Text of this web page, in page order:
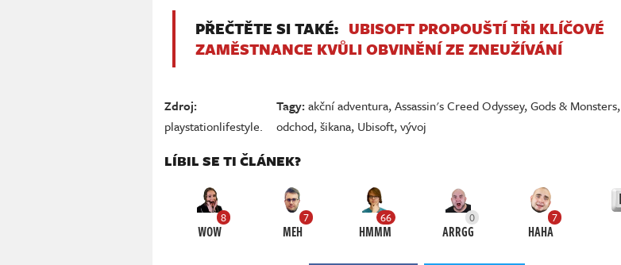
PŘEČTĚTE SI TAKÉ: UBISOFT PROPOUŠTÍ TŘI KLÍČOVÉ
ZAMĚSTNANCE KVŮLI OBVINĚNÍ ZE ZNEUŽÍVÁNÍ
Zdroj:
playstationlifestyle.
Tagy:akční adventura,Assassin's Creed Odyssey,Gods & Monsters,
odchod,šikana, Ubisoft,vývoj
LÍBIL SE TI ČLÁNEK?
8
WOW
7
MEH
66
HMMM
0
ARRGG
7
HAHA